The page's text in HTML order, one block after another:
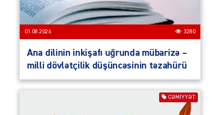
01.08.2026 3280
Ana dilinin inkişafı uğrunda mübarizə –
milli dövlətçilik düşüncəsinin təzahürü
CƏMIYYƏT